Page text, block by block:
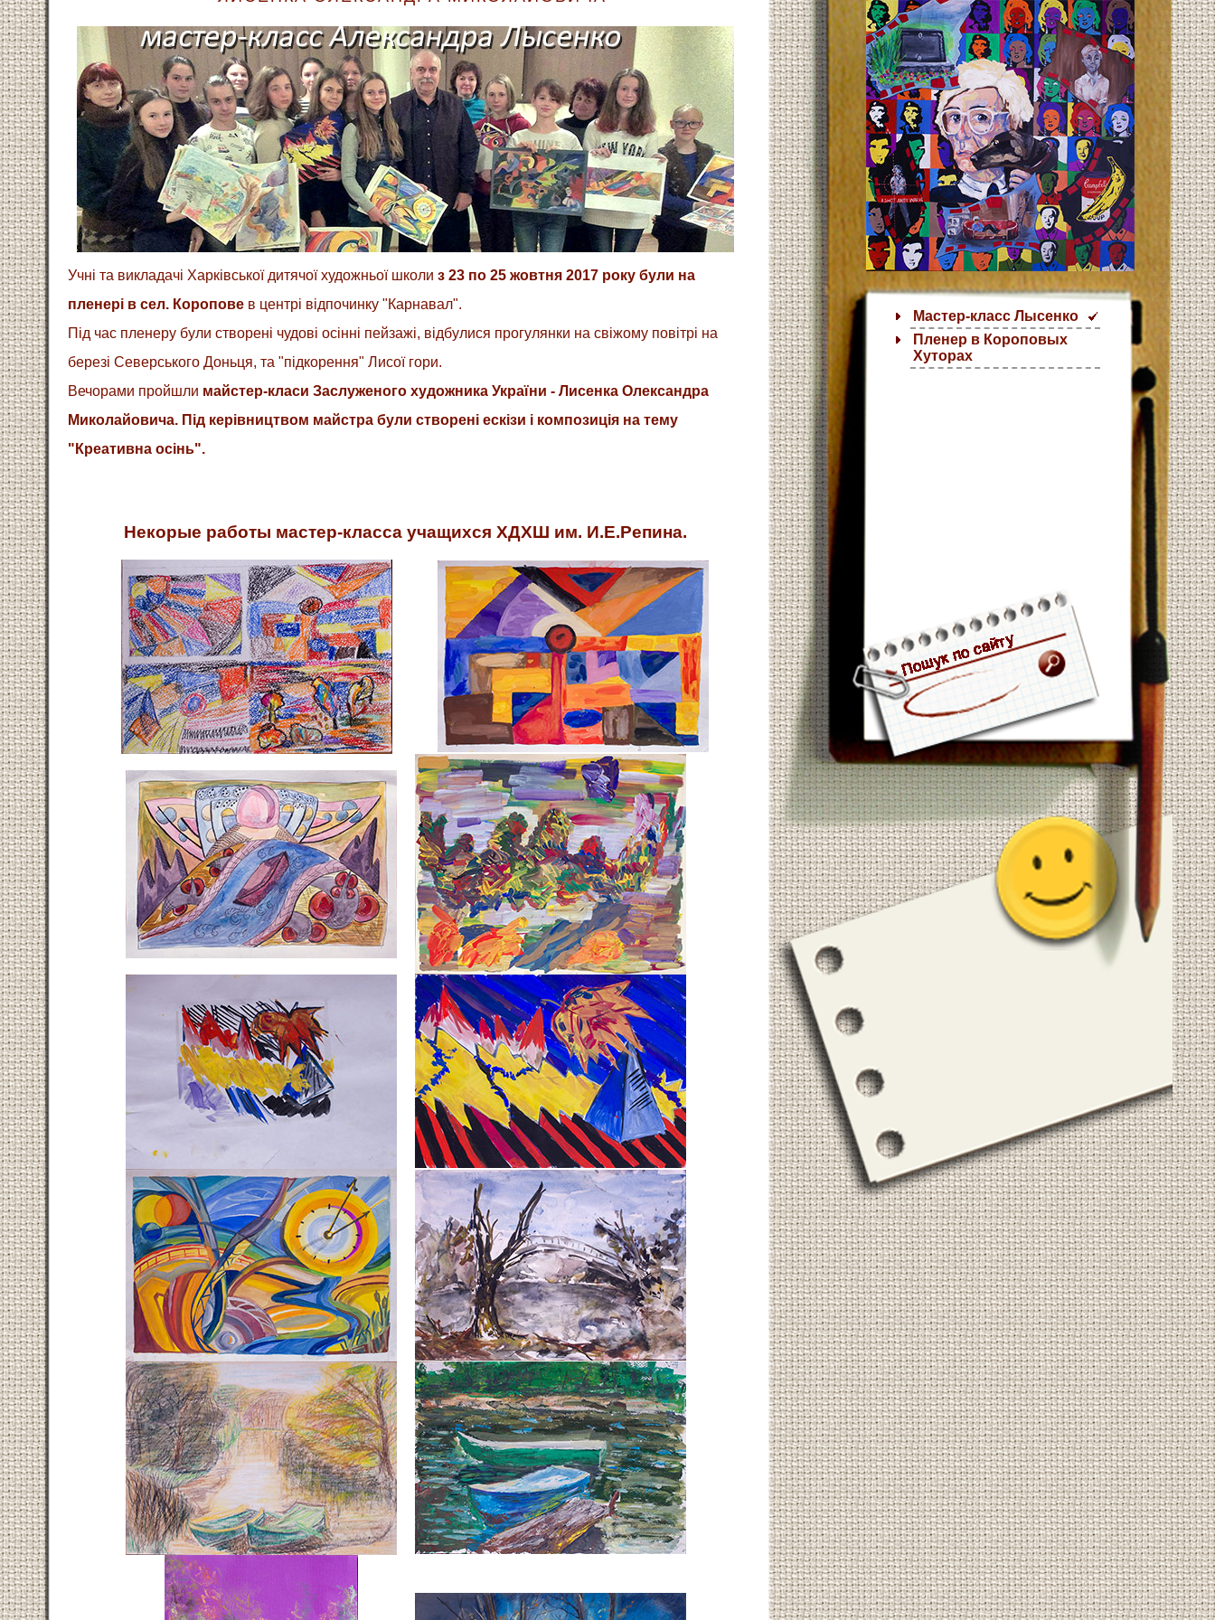
Учні та викладачі Харківської дитячої художньої школи з 23 по 25 жовтня 2017 року були на
пленері в сел. Коропове в центрі відпочинку "Карнавал".
Під час пленеру були створені чудові осінні пейзажі, відбулися прогулянки на свіжому повітрі на
березі Северського Доньця, та "підкорення" Лисої гори.
Вечорами пройшли майстер-класи Заслуженого художника України - Лисенка Олександра
Миколайовича. Під керівництвом майстра були створені ескізи і композиція на тему
"Креативна осінь".
Некорые работы мастер-класса учащихся ХДХШ им. И.Е.Репина.
Мастер-класс Лысенко
Пленер в Короповых
Хуторах